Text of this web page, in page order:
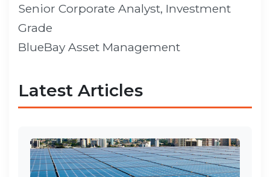
Senior Corporate Analyst, Investment
Grade
BlueBay Asset Management
Latest Articles